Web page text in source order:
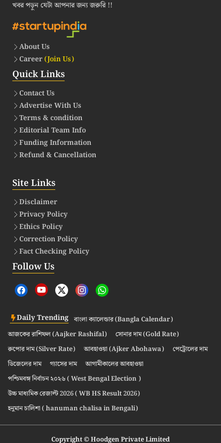
খবর পড়ুন যেটা আপনার জন্য জরুরি !!
About Us
Career(Join Us)
Quick Links
Contact Us
Advertise With Us
Terms & condition
Editorial Team Info
Funding Information
Refund & Cancellation
Site Links
Disclaimer
Privacy Policy
Ethics Policy
Correction Policy
Fact Checking Policy
Follow Us
Daily Trending বাংলা ক্যালেন্ডার (Bangla Calendar)
আজকের রাশিফল (Aajker Rashifal)
সোনার দাম (Gold Rate)
রুপোর দাম (Silver Rate)
আবহাওয়া (Ajker Abohawa)
পেট্রোলের দাম
ডিজেলের দাম
গ্যাসের দাম
আগামীকালের আবহাওয়া
পশ্চিমবঙ্গ নির্বাচন ২০২৬ ( West Bengal Election )
উচ্চ মাধ্যমিক রেজাল্ট 2026 ( WB HS Result 2026)
হনুমান চালিশা ( hanuman chalisa in Bengali)
Copyright © Hoodgen Private Limited